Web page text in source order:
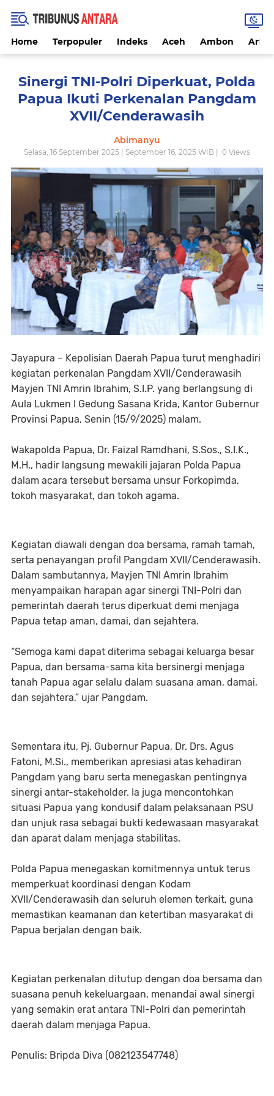
Home Terpopuler Indeks Aceh Ambon
Sinergi TNI-Polri Diperkuat, Polda
Papua Ikuti Perkenalan Pangdam
XVII/Cenderawasih
Abimanyu
Selasa, 16 September 2025 | September 16, 2025 WIB | 0 Views
Jayapura – Kepolisian Daerah Papua turut menghadiri
kegiatan perkenalan Pangdam XVII/Cenderawasih
Mayjen TNI Amrin Ibrahim, S.I.P. yang berlangsung di
Aula Lukmen I Gedung Sasana Krida, Kantor Gubernur
Provinsi Papua, Senin (15/9/2025) malam.
Wakapolda Papua, Dr. Faizal Ramdhani, S.Sos., S.I.K.,
M.H., hadir langsung mewakili jajaran Polda Papua
dalam acara tersebut bersama unsur Forkopimda,
tokoh masyarakat, dan tokoh agama.
Kegiatan diawali dengan doa bersama, ramah tamah,
serta penayangan profil Pangdam XVII/Cenderawasih.
Dalam sambutannya, Mayjen TNI Amrin Ibrahim
menyampaikan harapan agar sinergi TNI-Polri dan
pemerintah daerah terus diperkuat demi menjaga
Papua tetap aman, damai, dan sejahtera.
“Semoga kami dapat diterima sebagai keluarga besar
Papua, dan bersama-sama kita bersinergi menjaga
tanah Papua agar selalu dalam suasana aman, damai,
dan sejahtera,” ujar Pangdam.
Sementara itu, Pj. Gubernur Papua, Dr. Drs. Agus
Fatoni, M.Si., memberikan apresiasi atas kehadiran
Pangdam yang baru serta menegaskan pentingnya
sinergi antar-stakeholder. Ia juga mencontohkan
situasi Papua yang kondusif dalam pelaksanaan PSU
dan unjuk rasa sebagai bukti kedewasaan masyarakat
dan aparat dalam menjaga stabilitas.
Polda Papua menegaskan komitmennya untuk terus
memperkuat koordinasi dengan Kodam
XVII/Cenderawasih dan seluruh elemen terkait, guna
memastikan keamanan dan ketertiban masyarakat di
Papua berjalan dengan baik.
Kegiatan perkenalan ditutup dengan doa bersama dan
suasana penuh kekeluargaan, menandai awal sinergi
yang semakin erat antara TNI-Polri dan pemerintah
daerah dalam menjaga Papua.
Penulis: Bripda Diva (082123547748)